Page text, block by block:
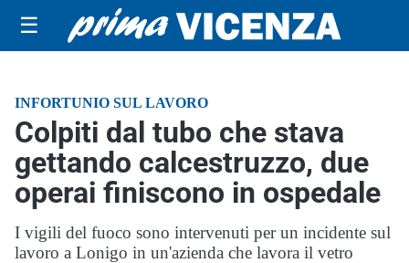
☰
INFORTUNIO SUL LAVORO
Colpiti dal tubo che stava
gettando calcestruzzo, due
operai finiscono in ospedale
I vigili del fuoco sono intervenuti per un incidente sul
lavoro a Lonigo in un'azienda che lavora il vetro